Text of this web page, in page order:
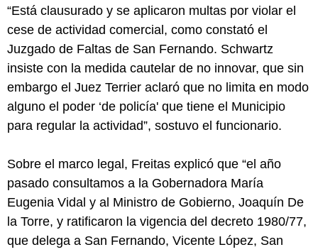
“Está clausurado y se aplicaron multas por violar el
cese de actividad comercial, como constató el
Juzgado de Faltas de San Fernando. Schwartz
insiste con la medida cautelar de no innovar, que sin
embargo el Juez Terrier aclaró que no limita en modo
alguno el poder ‘de policía' que tiene el Municipio
para regular la actividad”, sostuvo el funcionario.
Sobre el marco legal, Freitas explicó que “el año
pasado consultamos a la Gobernadora María
Eugenia Vidal y al Ministro de Gobierno, Joaquín De
la Torre, y ratificaron la vigencia del decreto 1980/77,
que delega a San Fernando, Vicente López, San